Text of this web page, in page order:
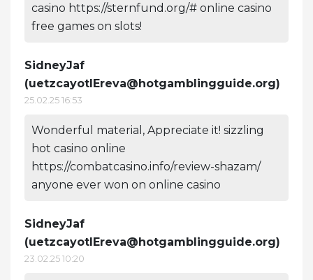
casino https://sternfund.org/# online casino
free games on slots!
SidneyJaf
(uetzcayotlEreva@hotgamblingguide.org)
25.02.25 16:53
Wonderful material, Appreciate it! sizzling
hot casino online
https://combatcasino.info/review-shazam/
anyone ever won on online casino
SidneyJaf
(uetzcayotlEreva@hotgamblingguide.org)
23.02.25 10:20